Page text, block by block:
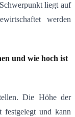
liegt auf
werden
und wie hoch ist
Die Höhe der
festgelegt und kann